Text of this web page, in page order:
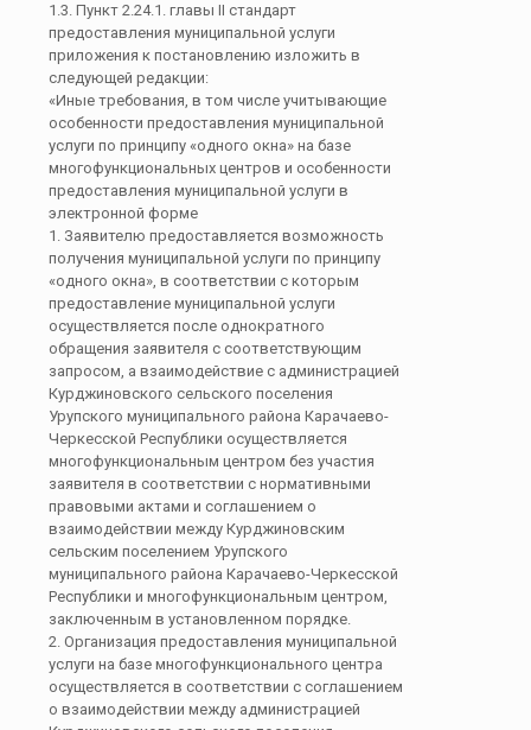
1.3. Пункт 2.24.1. главы II стандарт
предоставления муниципальной услуги
приложения к постановлению изложить в
следующей редакции:
«Иные требования, в том числе учитывающие
особенности предоставления муниципальной
услуги по принципу «одного окна» на базе
многофункциональных центров и особенности
предоставления муниципальной услуги в
электронной форме
1. Заявителю предоставляется возможность
получения муниципальной услуги по принципу
«одного окна», в соответствии с которым
предоставление муниципальной услуги
осуществляется после однократного
обращения заявителя с соответствующим
запросом, а взаимодействие с администрацией
Курджиновского сельского поселения
Урупского муниципального района Карачаево-
Черкесской Республики осуществляется
многофункциональным центром без участия
заявителя в соответствии с нормативными
правовыми актами и соглашением о
взаимодействии между Курджиновским
сельским поселением Урупского
муниципального района Карачаево-Черкесской
Республики и многофункциональным центром,
заключенным в установленном порядке.
2. Организация предоставления муниципальной
услуги на базе многофункционального центра
осуществляется в соответствии с соглашением
о взаимодействии между администрацией